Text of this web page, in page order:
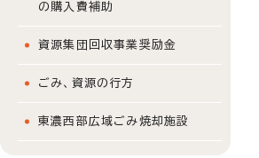
の購入費補助
資源集団回収事業奨励金
ごみ、資源の行方
東濃西部広域ごみ焼却施設